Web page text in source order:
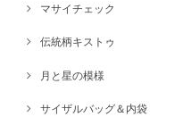
マサイチェック
伝統柄キストゥ
月と星の模様
サイザルバッグ＆内袋